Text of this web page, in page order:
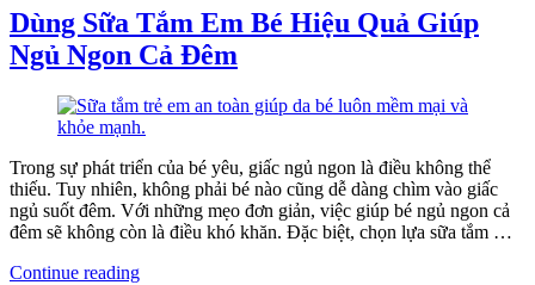
5
Điều
Bé
Muốn
Bạn
Thấu
Hiểu”
Tắm
Trẻ
Và
5
Bé
Muốn
Bạn
Thấu
Hiểu
Dùng Sữa Tắm Em Bé Hiệu Quả Giúp
Ngủ Ngon Cả Đêm
Trong sự phát triển của bé yêu, giấc ngủ ngon là điều không thể
thiếu. Tuy nhiên, không phải bé nào cũng dễ dàng chìm vào giấc
ngủ suốt đêm. Với những mẹo đơn giản, việc giúp bé ngủ ngon cả
đêm sẽ không còn là điều khó khăn. Đặc biệt, chọn lựa sữa tắm …
Continue reading“Dùng